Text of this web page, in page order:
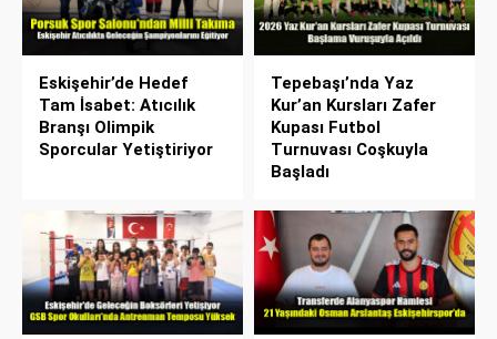
Eskişehir’de Hedef
Tam İsabet: Atıcılık
Branşı Olimpik
Sporcular Yetiştiriyor
Tepebaşı’nda Yaz
Kur’an Kursları Zafer
Kupası Futbol
Turnuvası Coşkuyla
Başladı